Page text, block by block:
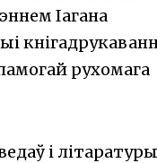
Іагана
рухомага
і